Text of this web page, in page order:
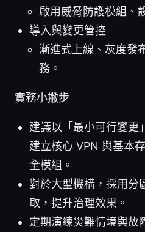
啟用威脅防護模組、
導入與變更管控
漸進式上線、灰度發
務。
實務小撇步
建議以「最小可行變更
建立核心 VPN 與基本
全模組。
對於大型機構，採用分
取，提升治理效果。
定期演練災難情境與故